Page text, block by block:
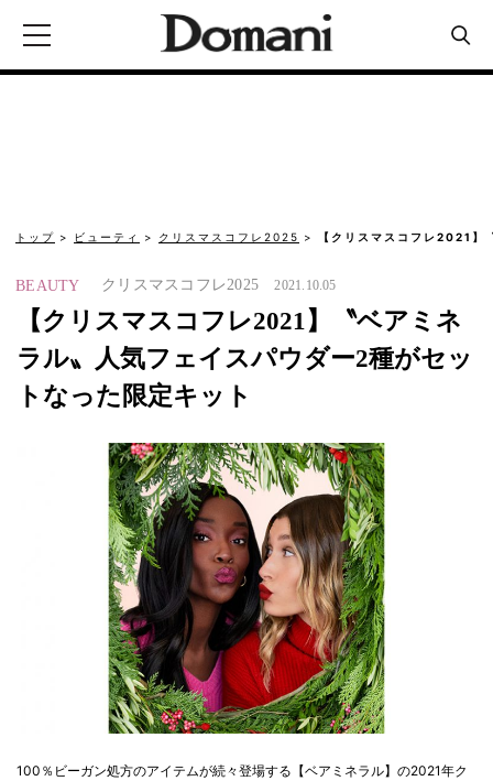
トップ ビューティ クリスマスコフレ2025 【クリスマスコフレ2021】
BEAUTY クリスマスコフレ2025 2021.10.05
【クリスマスコフレ2021】〝ベアミネ
ラル〟人気フェイスパウダー2種がセッ
トなった限定キット
100％ビーガン処方のアイテムが続々登場する【ベアミネラル】の2021年ク